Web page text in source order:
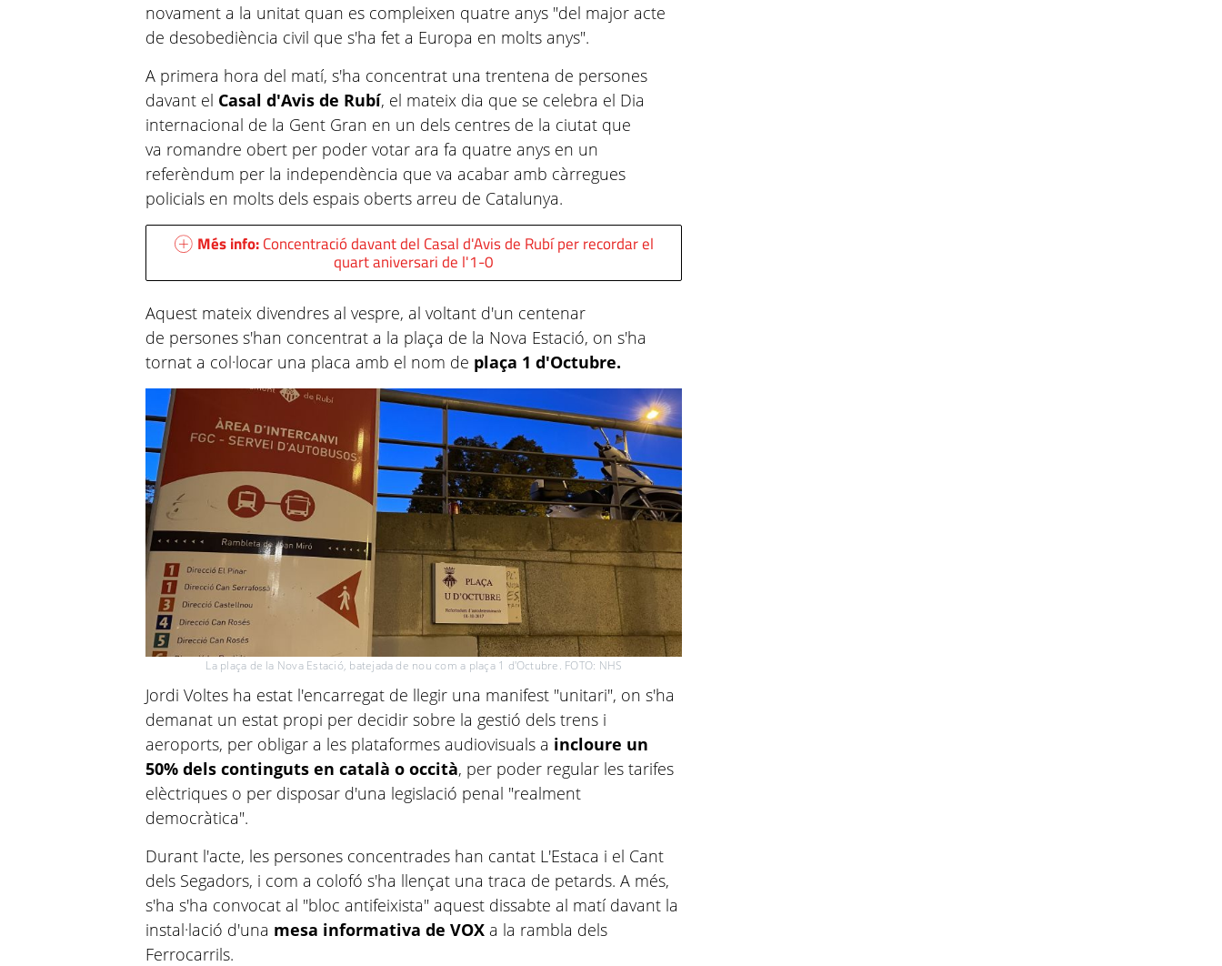
novament a la unitat quan es compleixen quatre anys "del major acte
de desobediència civil que s'ha fet a Europa en molts anys".
A primera hora del matí, s'ha concentrat una trentena de persones
davant el Casal d'Avis de Rubí, el mateix dia que se celebra el Dia
internacional de la Gent Gran en un dels centres de la ciutat que
va romandre obert per poder votar ara fa quatre anys en un
referèndum per la independència que va acabar amb càrregues
policials en molts dels espais oberts arreu de Catalunya.
Més info:Concentració davant del Casal d'Avis de Rubí per recordar el
quart aniversari de l'1-0
Aquest mateix divendres al vespre, al voltant d'un centenar
de persones s'han concentrat a la plaça de la Nova Estació, on s'ha
tornat a col·locar una placa amb el nom de plaça 1 d'Octubre.
La plaça de la Nova Estació, batejada de nou com a plaça 1 d'Octubre. FOTO: NHS
Jordi Voltes ha estat l'encarregat de llegir una manifest "unitari", on s'ha
demanat un estat propi per decidir sobre la gestió dels trens i
aeroports, per obligar a les plataformes audiovisuals a incloure un
50% dels continguts en català o occità, per poder regular les tarifes
elèctriques o per disposar d'una legislació penal "realment
democràtica".
Durant l'acte, les persones concentrades han cantat L'Estaca i el Cant
dels Segadors, i com a colofó s'ha llençat una traca de petards. A més,
s'ha s'ha convocat al "bloc antifeixista" aquest dissabte al matí davant la
instal·lació d'una mesa informativa de VOX a la rambla dels
Ferrocarrils.